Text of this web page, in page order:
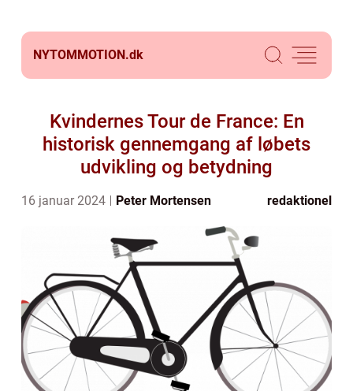
NYTOMMOTION.dk
Kvindernes Tour de France: En
historisk gennemgang af løbets
udvikling og betydning
16 januar 2024 Peter Mortensen redaktionel